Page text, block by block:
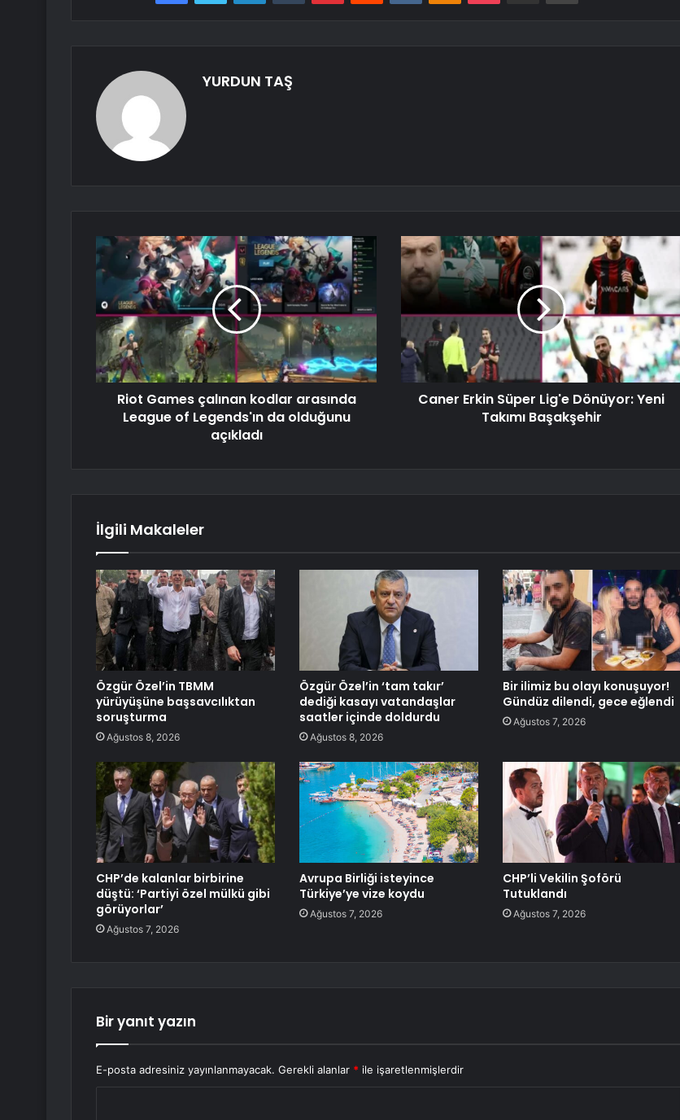
YURDUN TAŞ
Riot Games çalınan kodlar arasında
League of Legends'ın da olduğunu
açıkladı
Caner Erkin Süper Lig'e Dönüyor: Yeni
Takımı Başakşehir
İlgili Makaleler
Özgür Özel’in TBMM
yürüyüşüne başsavcılıktan
soruşturma
Ağustos 8, 2026
Özgür Özel’in ‘tam takır’
dediği kasayı vatandaşlar
saatler içinde doldurdu
Ağustos 8, 2026
Bir ilimiz bu olayı konuşuyor!
Gündüz dilendi, gece eğlendi
Ağustos 7, 2026
CHP’de kalanlar birbirine
düştü: ‘Partiyi özel mülkü gibi
görüyorlar’
Ağustos 7, 2026
Avrupa Birliği isteyince
Türkiye’ye vize koydu
Ağustos 7, 2026
CHP’li Vekilin Şoförü
Tutuklandı
Ağustos 7, 2026
Bir yanıt yazın
E-posta adresiniz yayınlanmayacak. Gerekli alanlar * ile işaretlenmişlerdir